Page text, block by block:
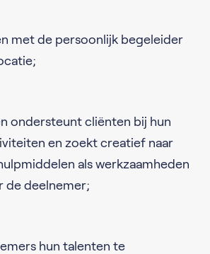
met de persoonlijk begeleider
ondersteunt cliënten bij hun
en zoekt creatief naar
als werkzaamheden
de deelnemer;
hun talenten te